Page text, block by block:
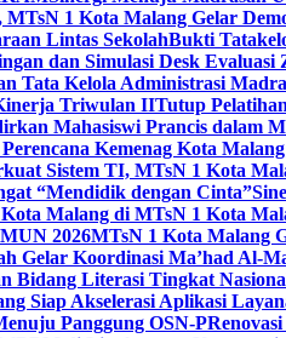
MTsN 1 Kota Malang Gelar
Lintas SekolahBukti
dan Simulasi Desk
Tata Kelola Administrasi
Triwulan IITutup
Mahasiswi Prancis dalam
Kemenag Kota
Sistem TI, MTsN 1 Kota
“Mendidik dengan Cinta”
Malang di MTsN 1 Kota
2026MTsN 1 Kota Malang
Gelar Koordinasi Ma’had Al-
Bidang Literasi Tingkat
Siap Akselerasi Aplikasi
Panggung OSN-P